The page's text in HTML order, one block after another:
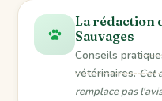
La rédaction
Sauvages
Conseils
vétérinaires.Cet
remplace pas